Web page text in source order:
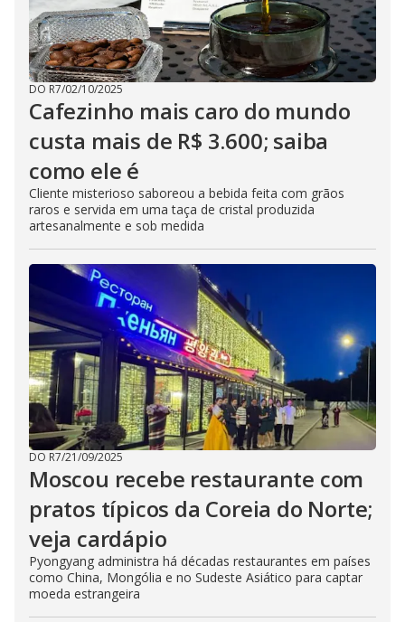
DO R7/02/10/2025
Cafezinho mais caro do mundo
custa mais de R$ 3.600; saiba
como ele é
Cliente misterioso saboreou a bebida feita com grãos
raros e servida em uma taça de cristal produzida
artesanalmente e sob medida
DO R7/21/09/2025
Moscou recebe restaurante com
pratos típicos da Coreia do Norte;
veja cardápio
Pyongyang administra há décadas restaurantes em países
como China, Mongólia e no Sudeste Asiático para captar
moeda estrangeira